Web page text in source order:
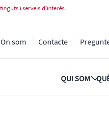
per
i serveis d’interès.
On som Contacte
QUI SOM